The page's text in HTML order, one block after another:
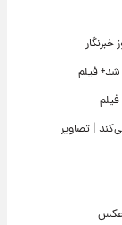
فیلم
| تصاویر
عکس